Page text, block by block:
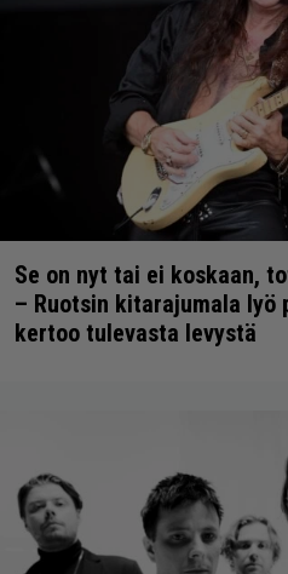
Se on nyt tai ei koskaan,
– Ruotsin kitarajumala lyö
kertoo tulevasta levystä